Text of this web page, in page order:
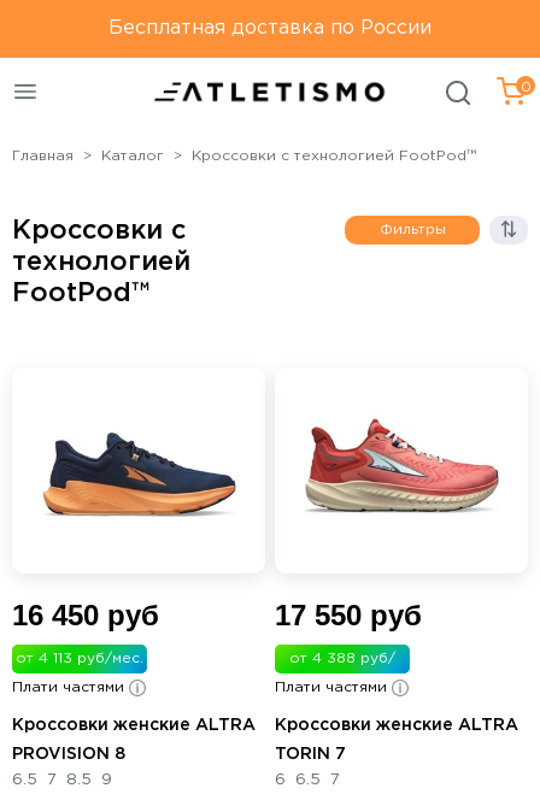
Только оригинальная
продукция
Бесплатная доставка по
России
Бесплатная доставка по России
0
Главная Каталог Кроссовки с технологией FootPod™
Кроссовки с
технологией
FootPod™
Фильтры
16 450 руб
от 4 113 руб/мес.
Плати частями
Кроссовки женские ALTRA
PROVISION 8
6.5 7 8.5 9
17 550 руб
от 4 388 руб/
мес.
Плати частями
Кроссовки женские ALTRA
TORIN 7
6 6.5 7